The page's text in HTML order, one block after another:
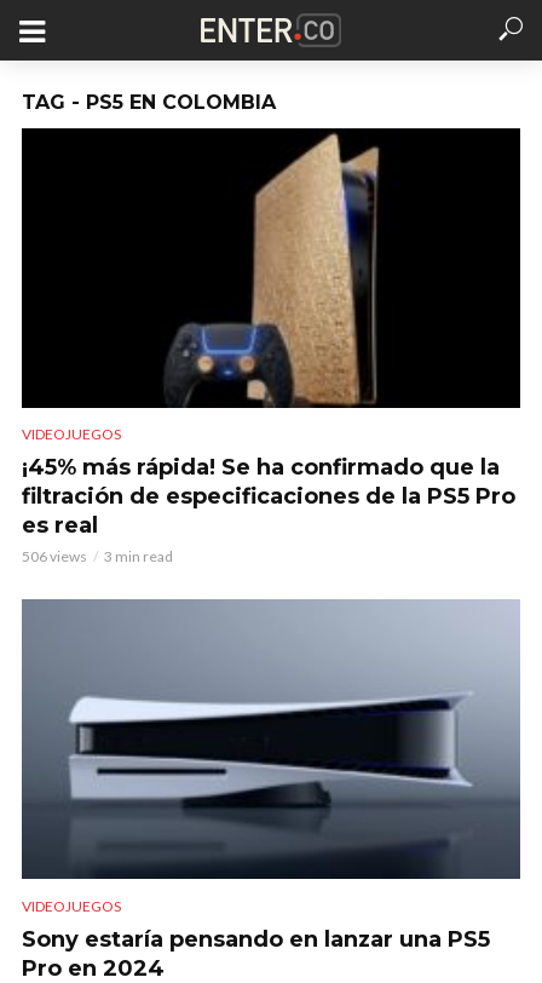
TAG - PS5 EN COLOMBIA
VIDEOJUEGOS
¡45% más rápida! Se ha confirmado que la
filtración de especificaciones de la PS5 Pro
es real
506 views 3 min read
VIDEOJUEGOS
Sony estaría pensando en lanzar una PS5
Pro en 2024